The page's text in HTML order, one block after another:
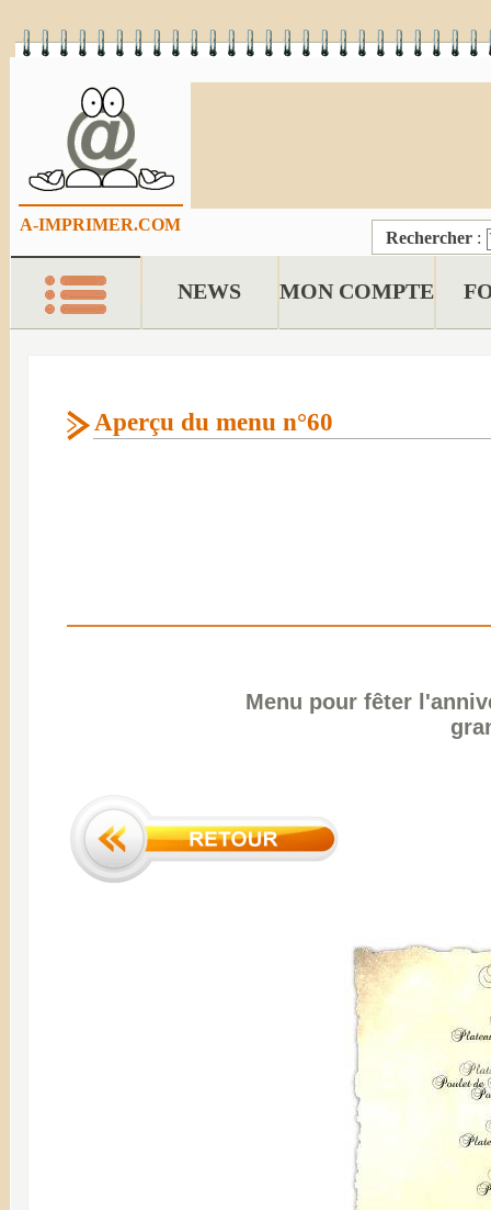
A-IMPRIMER.COM
Rechercher :
NEWS MON COMPTE
Aperçu du menu n°60
Menu pour fêter